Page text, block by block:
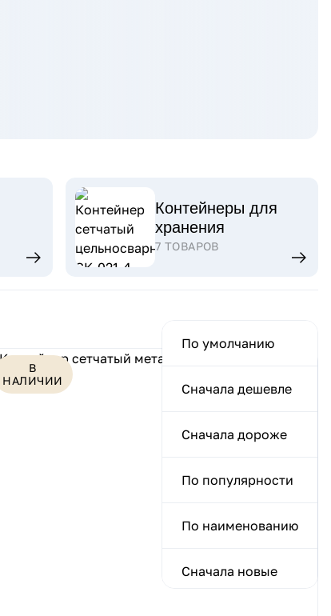
Контейнеры для
хранения
7 ТОВАРОВ
По умолчанию
Сначала дешевле
Сначала дороже
По популярности
По наименованию
Сначала новые
В
НАЛИЧИИ